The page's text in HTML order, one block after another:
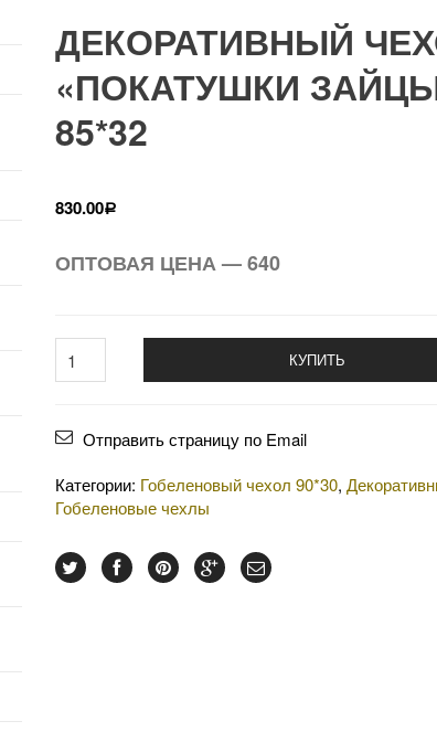
ДЕКОРАТИВНЫЙ
«ПОКАТУШКИ
85*32
830.00Р
ОПТОВАЯ ЦЕНА — 640
КУПИТЬ
Отправить страницу по Email
Категории: Гобеленовый чехол 90*30,
Гобеленовые чехлы